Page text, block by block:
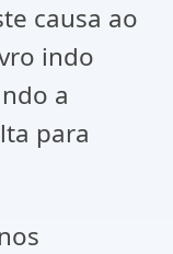
causa ao
indo
a
para